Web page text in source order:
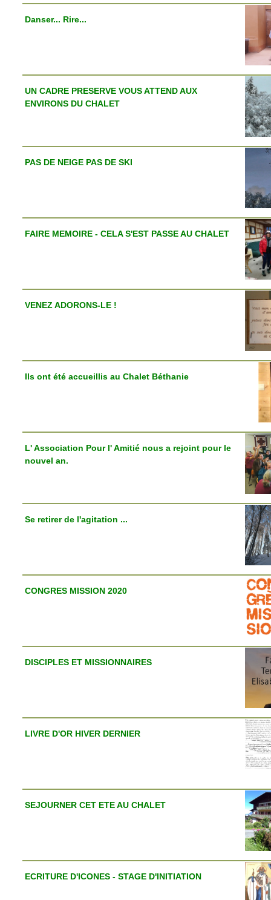
Danser... Rire...
UN CADRE PRESERVE VOUS ATTEND AUX
ENVIRONS DU CHALET
PAS DE NEIGE PAS DE SKI
FAIRE MEMOIRE - CELA S'EST PASSE AU CHALET
VENEZ ADORONS-LE !
Ils ont été accueillis au Chalet Béthanie
L' Association Pour l' Amitié nous a rejoint pour le
nouvel an.
Se retirer de l'agitation ...
CONGRES MISSION 2020
DISCIPLES ET MISSIONNAIRES
LIVRE D'OR HIVER DERNIER
SEJOURNER CET ETE AU CHALET
ECRITURE D'ICONES - STAGE D'INITIATION